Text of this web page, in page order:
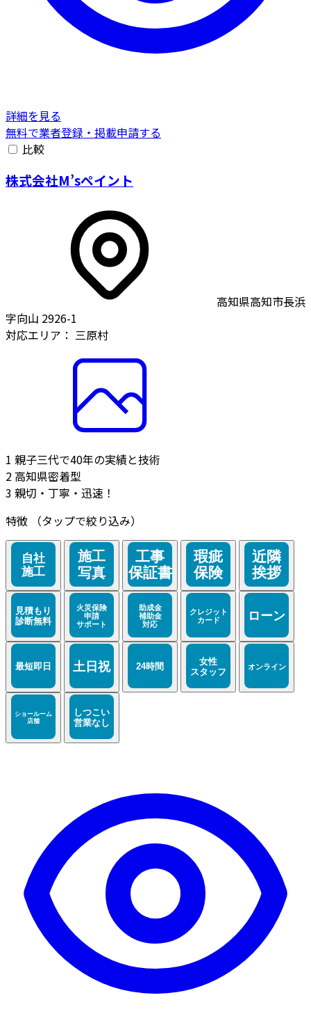
詳細を見る
無料で業者登録・掲載申請する
比較
株式会社M’sペイント
高知県高知市長浜
字向山 2926-1
対応エリア： 三原村
1 親子三代で40年の実績と技術
2高知県密着型
3 親切・丁寧・迅速！
特徴
（タップで絞り込み）